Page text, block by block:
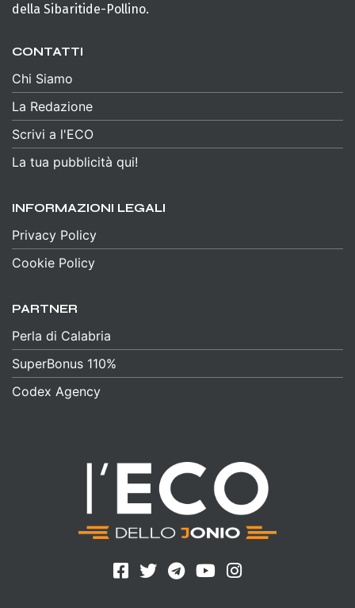
della Sibaritide-Pollino.
CONTATTI
Chi Siamo
La Redazione
Scrivi a l'ECO
La tua pubblicità qui!
INFORMAZIONI LEGALI
Privacy Policy
Cookie Policy
PARTNER
Perla di Calabria
SuperBonus 110%
Codex Agency